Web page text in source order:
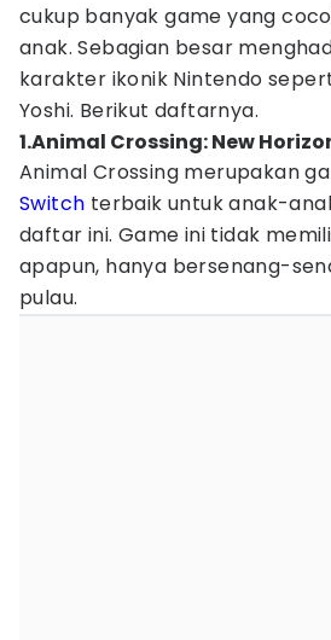
cukup banyak game yang
anak. Sebagian besar
karakter ikonik Nintendo
Yoshi. Berikut daftarnya.
1.Animal Crossing: New
Animal Crossing merupakan
Switch terbaik untuk anak-
daftar ini. Game ini tidak
apapun, hanya bersenang-
pulau.